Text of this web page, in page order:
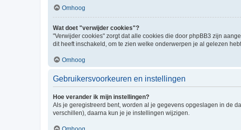
Omhoog
Wat doet "verwijder cookies"?
"Verwijder cookies" zorgt dat alle cookies die door phpBB3 zijn
dit heeft inschakeld, om te zien welke onderwerpen je al gelezen
Omhoog
Gebruikersvoorkeuren en instellingen
Hoe verander ik mijn instellingen?
Als je geregistreerd bent, worden al je gegevens opgeslagen in de
verschillen), daarna kun je je instellingen wijzigen.